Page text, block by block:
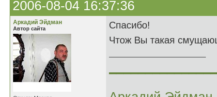
2006-08-04 16:37:36
Аркадий Эйдман
Автор сайта
Спасибо!
Чтож Вы такая